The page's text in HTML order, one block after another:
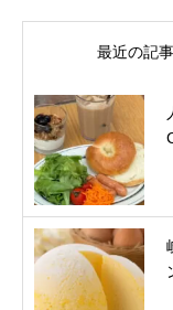
最近の記事